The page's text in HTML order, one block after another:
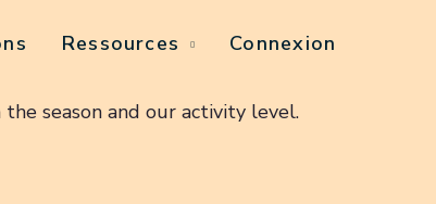
Ressources Connexion
season and our activity level.